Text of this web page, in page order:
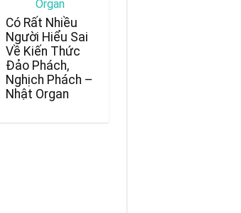
Có Rất Nhiều
Người Hiểu Sai
Về Kiến Thức
Đảo Phách,
Nghịch Phách –
Nhật Organ